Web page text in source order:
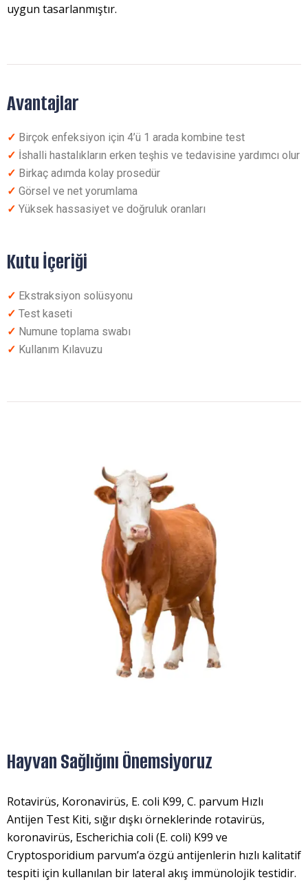
uygun tasarlanmıştır.
Avantajlar
✓ Birçok enfeksiyon için 4’ü 1 arada kombine test
✓ İshalli hastalıkların erken teşhis ve tedavisine yardımcı olur
✓ Birkaç adımda kolay prosedür
✓ Görsel ve net yorumlama
✓ Yüksek hassasiyet ve doğruluk oranları
Kutu İçeriği
✓ Ekstraksiyon solüsyonu
✓ Test kaseti
✓ Numune toplama swabı
✓ Kullanım Kılavuzu
Hayvan Sağlığını Önemsiyoruz
Rotavirüs, Koronavirüs, E. coli K99, C. parvum Hızlı
Antijen Test Kiti, sığır dışkı örneklerinde rotavirüs,
koronavirüs, Escherichia coli (E. coli) K99 ve
Cryptosporidium parvum’a özgü antijenlerin hızlı kalitatif
tespiti için kullanılan bir lateral akış immünolojik testidir.